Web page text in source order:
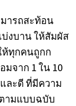
ารถสะท้อน
งบาน ให้สัมผัส
ห้ทุกคนถูกก
จาก 1 ใน 10
ละดี ที่มีความ
ามแบบฉบับ